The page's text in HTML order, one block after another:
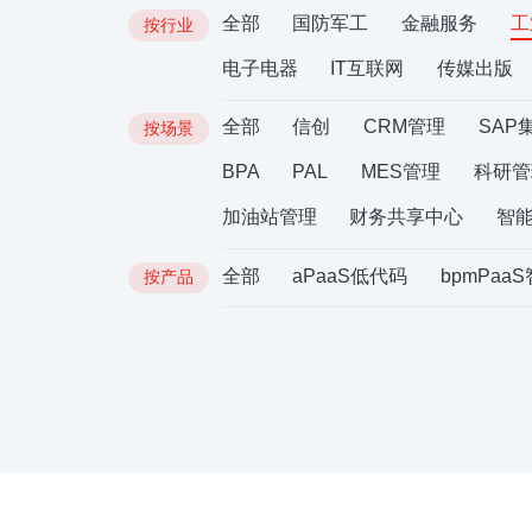
按行业 全部 国防军工 金融服务
电子电器 IT互联网 传媒出版
按场景 全部 信创 CRM管理 SAP
BPA PAL MES管理 科研
加油站管理 财务共享中心 智
按产品 全部 aPaaS低代码 bpmPaaS